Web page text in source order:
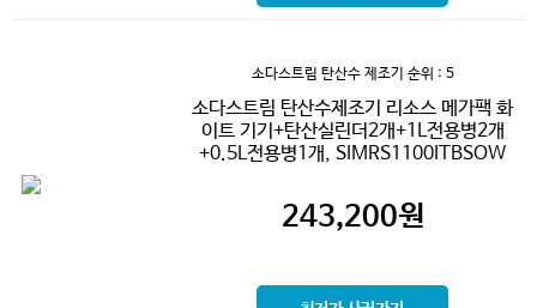
소다스트림 탄산수 제조기 순위 : 5
소다스트림 탄산수제조기 리소스 메가팩 화
이트 기기+탄산실린더2개+1L전용병2개
+0.5L전용병1개, SIMRS1100ITBSOW
243,200원